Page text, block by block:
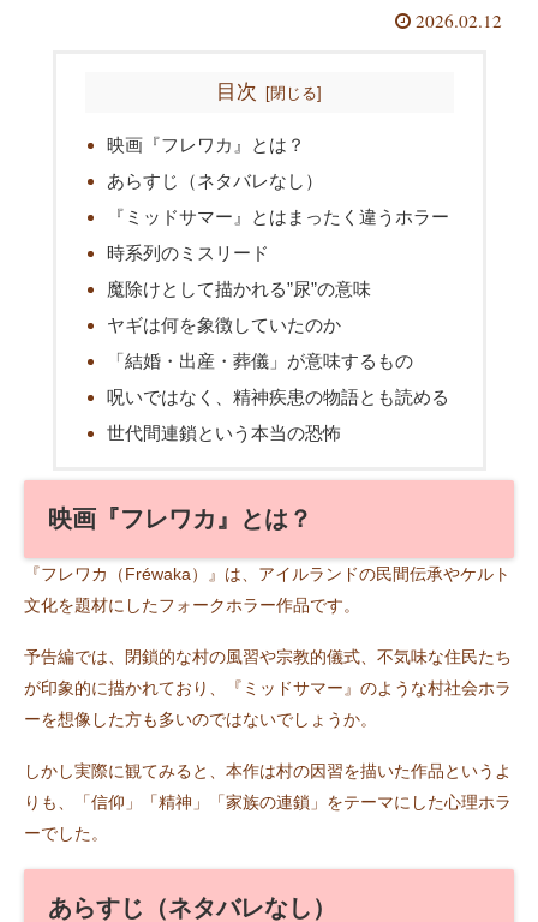
2026.02.12
目次
映画『フレワカ』とは？
あらすじ（ネタバレなし）
『ミッドサマー』とはまったく違うホラー
時系列のミスリード
魔除けとして描かれる”尿”の意味
ヤギは何を象徴していたのか
「結婚・出産・葬儀」が意味するもの
呪いではなく、精神疾患の物語とも読める
世代間連鎖という本当の恐怖
映画『フレワカ』とは？
『フレワカ（Fréwaka）』は、アイルランドの民間伝承やケルト
文化を題材にしたフォークホラー作品です。
予告編では、閉鎖的な村の風習や宗教的儀式、不気味な住民たち
が印象的に描かれており、『ミッドサマー』のような村社会ホラ
ーを想像した方も多いのではないでしょうか。
しかし実際に観てみると、本作は村の因習を描いた作品というよ
りも、「信仰」「精神」「家族の連鎖」をテーマにした心理ホラ
ーでした。
あらすじ（ネタバレなし）